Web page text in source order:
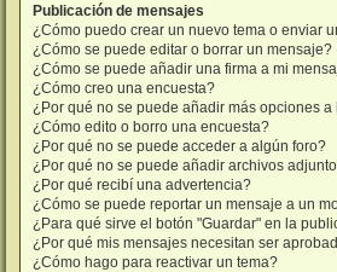
Publicación de mensajes
¿Cómo puedo crear un nuevo tema o enviar
¿Cómo se puede editar o borrar un mensaje?
¿Cómo se puede añadir una firma a mi
¿Cómo creo una encuesta?
¿Por qué no se puede añadir más opciones a
¿Cómo edito o borro una encuesta?
¿Por qué no se puede acceder a algún foro?
¿Por qué no se puede añadir archivos
¿Por qué recibí una advertencia?
¿Cómo se puede reportar un mensaje a un
¿Para qué sirve el botón "Guardar" en la
¿Por qué mis mensajes necesitan ser
¿Cómo hago para reactivar un tema?